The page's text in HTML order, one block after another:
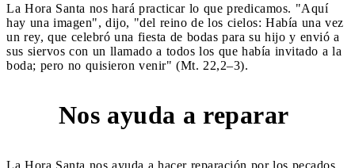
La Hora Santa nos hará practicar lo que predicamos. "Aquí
hay una imagen", dijo, "del reino de los cielos: Había una vez
un rey, que celebró una fiesta de bodas para su hijo y envió a
sus siervos con un llamado a todos los que había invitado a la
boda; pero no quisieron venir" (Mt. 22,2–3).
Nos ayuda a reparar
La Hora Santa nos ayuda a hacer reparación por los pecados